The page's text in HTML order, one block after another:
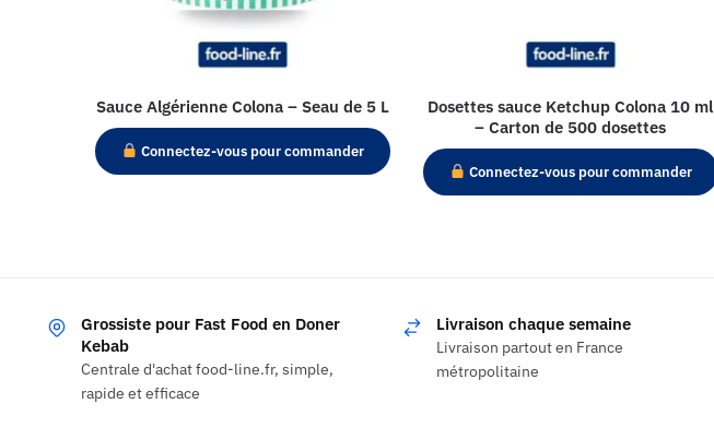
Sauce Algérienne Colona – Seau de 5 L
Connectez-vous pour commander
Dosettes sauce Ketchup Colona 10 ml
– Carton de 500 dosettes
Connectez-vous pour commander
Grossiste pour Fast Food en Doner
Kebab
Centrale d'achat food-line.fr, simple,
rapide et efficace
Livraison chaque semaine
Livraison partout en France
métropolitaine